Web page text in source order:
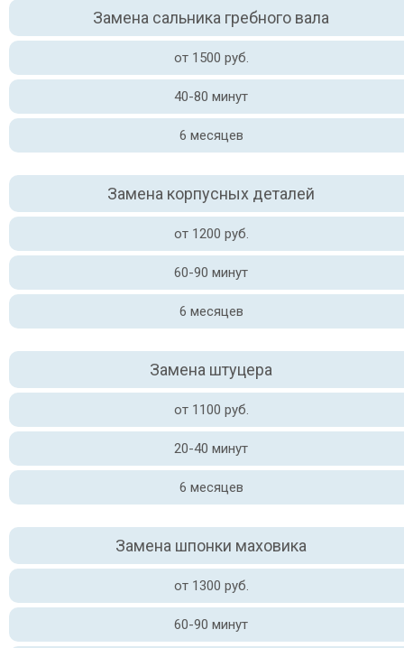
Замена сальника гребного вала
от 1500 руб.
40-80 минут
6 месяцев
Замена корпусных деталей
от 1200 руб.
60-90 минут
6 месяцев
Замена штуцера
от 1100 руб.
20-40 минут
6 месяцев
Замена шпонки маховика
от 1300 руб.
60-90 минут